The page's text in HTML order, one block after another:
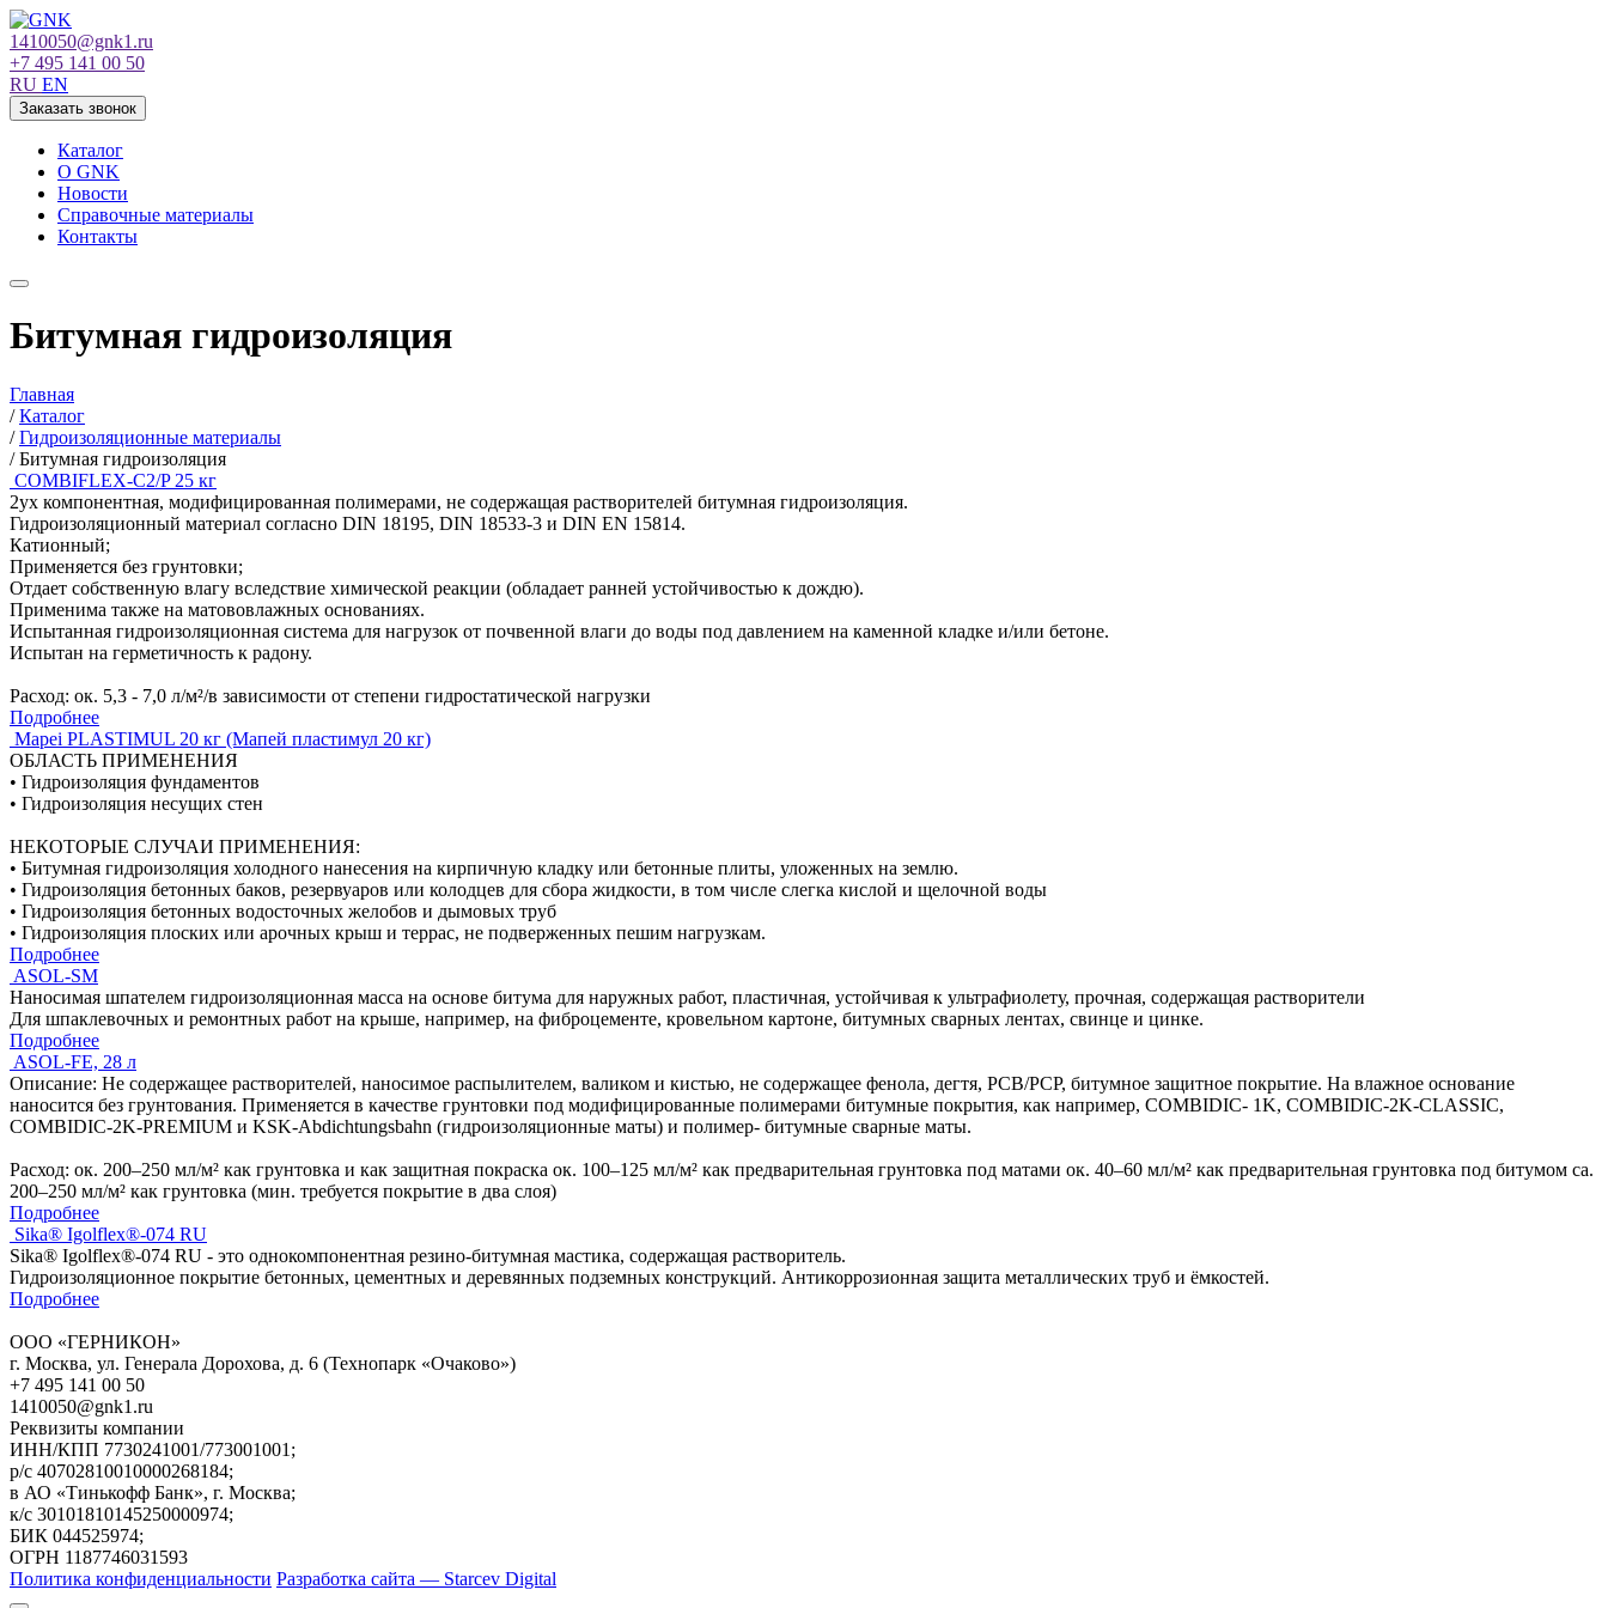
1410050@gnk1.ru
+7 495 141 00 50
RU EN
Заказать звонок
Каталог
О GNK
Новости
Справочные материалы
Контакты
Битумная гидроизоляция
Главная
/Каталог
/Гидроизоляционные материалы
/Битумная гидроизоляция
COMBIFLEX-C2/P 25 кг
2ух компонентная, модифицированная полимерами, не содержащая растворителей битумная гидроизоляция.
Гидроизоляционный материал согласно DIN 18195, DIN 18533-3 и DIN EN 15814.
Катионный;
Применяется без грунтовки;
Отдает собственную влагу вследствие химической реакции (обладает ранней устойчивостью к дождю).
Применима также на матововлажных основаниях.
Испытанная гидроизоляционная система для нагрузок от почвенной влаги до воды под давлением на каменной кладке и/или бетоне.
Испытан на герметичность к радону.
Расход: ок. 5,3 - 7,0 л/м²/в зависимости от степени гидростатической нагрузки
Подробнее
Mapei PLASTIMUL 20 кг (Мапей пластимул 20 кг)
ОБЛАСТЬ ПРИМЕНЕНИЯ
• Гидроизоляция фундаментов
• Гидроизоляция несущих стен
НЕКОТОРЫЕ СЛУЧАИ ПРИМЕНЕНИЯ:
• Битумная гидроизоляция холодного нанесения на кирпичную кладку или бетонные плиты, уложенных на землю.
• Гидроизоляция бетонных баков, резервуаров или колодцев для сбора жидкости, в том числе слегка кислой и щелочной воды
• Гидроизоляция бетонных водосточных желобов и дымовых труб
• Гидроизоляция плоских или арочных крыш и террас, не подверженных пешим нагрузкам.
Подробнее
ASOL-SM
Наносимая шпателем гидроизоляционная масса на основе битума для наружных работ, пластичная, устойчивая к ультрафиолету, прочная, содержащая растворители
Для шпаклевочных и ремонтных работ на крыше, например, на фиброцементе, кровельном картоне, битумных сварных лентах, свинце и цинке.
Подробнее
ASOL-FE, 28 л
Описание: Не содержащее растворителей, наносимое распылителем, валиком и кистью, не содержащее фенола, дегтя, PCB/PCP, битумное защитное покрытие. На влажное основание
наносится без грунтования. Применяется в качестве грунтовки под модифицированные полимерами битумные покрытия, как например, COMBIDIC- 1K, COMBIDIC-2K-CLASSIC,
COMBIDIC-2K-PREMIUM и KSK-Abdichtungsbahn (гидроизоляционные маты) и полимер- битумные сварные маты.
Расход: ок. 200–250 мл/м² как грунтовка и как защитная покраска ок. 100–125 мл/м² как предварительная грунтовка под матами ок. 40–60 мл/м² как предварительная грунтовка под битумом ca.
200–250 мл/м² как грунтовка (мин. требуется покрытие в два слоя)
Подробнее
Sika® Igolflex®-074 RU
Sika® Igolflex®-074 RU - это однокомпонентная резино-битумная мастика, содержащая растворитель.
Гидроизоляционное покрытие бетонных, цементных и деревянных подземных конструкций. Антикоррозионная защита металлических труб и ёмкостей.
Подробнее
ООО «ГЕРНИКОН»
г. Москва, ул. Генерала Дорохова, д. 6 (Технопарк «Очаково»)
+7 495 141 00 50
1410050@gnk1.ru
Реквизиты компании
ИНН/КПП 7730241001/773001001;
р/c 40702810010000268184;
в АО «Тинькофф Банк», г. Москва;
к/с 30101810145250000974;
БИК 044525974;
ОГРН 1187746031593
Политика конфиденциальности Разработка сайта — Starcev Digital